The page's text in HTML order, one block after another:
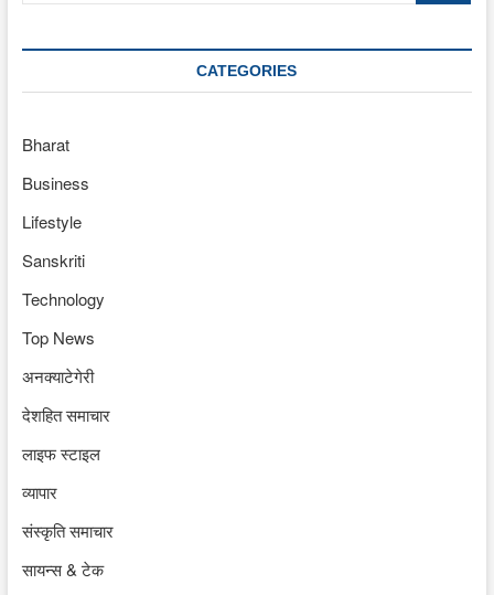
CATEGORIES
Bharat
Business
Lifestyle
Sanskriti
Technology
Top News
अनक्याटेगेरी
देशहित समाचार
लाइफ स्टाइल
व्यापार
संस्कृति समाचार
सायन्स & टेक